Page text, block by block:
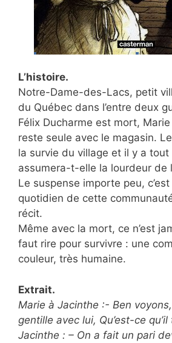
L’histoire.
Notre-Dame-des-Lacs, petit
du Québec dans l’entre deux
Félix Ducharme est mort,
reste seule avec le magasin.
la survie du village et il y a tout
assumera-t-elle la lourdeur de
Le suspense importe peu,
quotidien de cette
récit.
Même avec la mort, ce n’est
faut rire pour survivre : une
couleur, très humaine.
Extrait.
Marie à Jacinthe :- Ben
gentille avec lui, Qu’est-ce qu’il
Jacinthe : – On a fait un pari